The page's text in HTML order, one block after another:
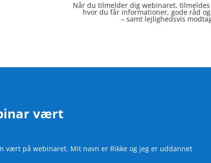
Når du tilmelder dig webinaret,
hvor du får informationer, gode råd
– samt lejlighedsvis
vært
vært på webinaret. Mit navn er Rikke og jeg er uddannet